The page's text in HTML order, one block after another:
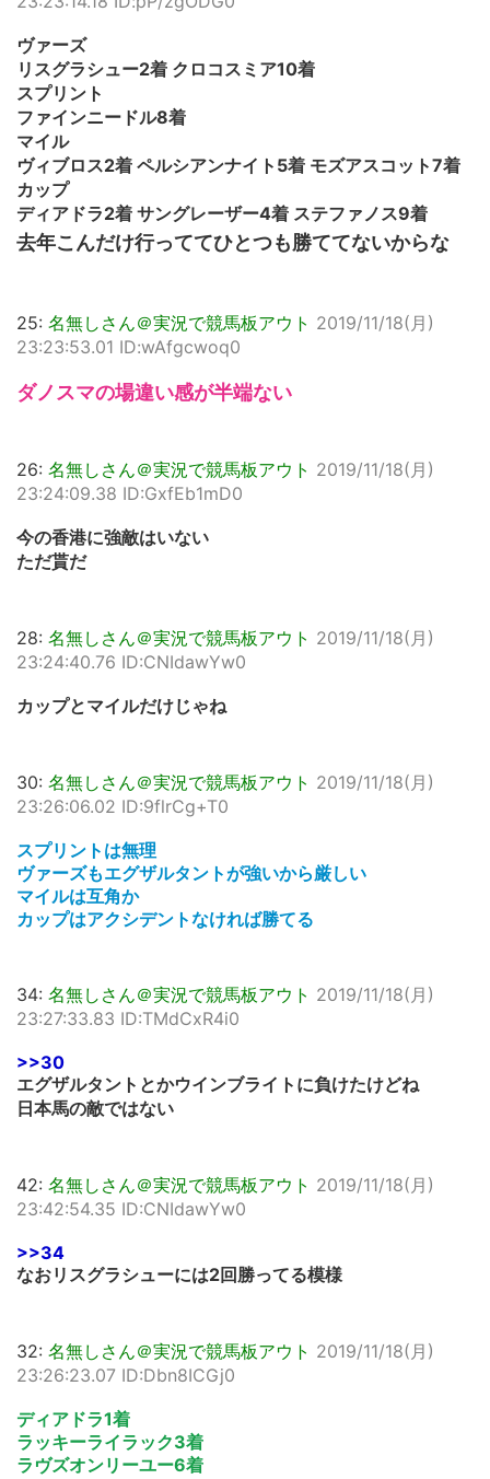
ヴァーズ
リスグラシュー2着 クロコスミア10着
スプリント
ファインニードル8着
マイル
ヴィブロス2着 ペルシアンナイト5着 モズアスコット7着
カップ
ディアドラ2着 サングレーザー4着 ステファノス9着
去年こんだけ行っててひとつも勝ててないからな
25: 名無しさん＠実況で競馬板アウト 2019/11/18(月)
23:23:53.01 ID:wAfgcwoq0
ダノスマの場違い感が半端ない
26: 名無しさん＠実況で競馬板アウト 2019/11/18(月)
23:24:09.38 ID:GxfEb1mD0
今の香港に強敵はいない
ただ貰だ
28: 名無しさん＠実況で競馬板アウト 2019/11/18(月)
23:24:40.76 ID:CNIdawYw0
カップとマイルだけじゃね
30: 名無しさん＠実況で競馬板アウト 2019/11/18(月)
23:26:06.02 ID:9flrCg+T0
スプリントは無理
ヴァーズもエグザルタントが強いから厳しい
マイルは互角か
カップはアクシデントなければ勝てる
34: 名無しさん＠実況で競馬板アウト 2019/11/18(月)
23:27:33.83 ID:TMdCxR4i0
>>30
エグザルタントとかウインブライトに負けたけどね
日本馬の敵ではない
42: 名無しさん＠実況で競馬板アウト 2019/11/18(月)
23:42:54.35 ID:CNIdawYw0
>>34
なおリスグラシューには2回勝ってる模様
32: 名無しさん＠実況で競馬板アウト 2019/11/18(月)
23:26:23.07 ID:Dbn8ICGj0
ディアドラ1着
ラッキーライラック3着
ラヴズオンリーユー6着